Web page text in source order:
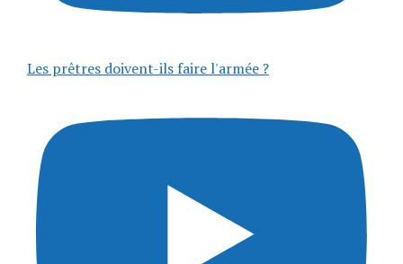
Les prêtres doivent-ils faire l'armée ?